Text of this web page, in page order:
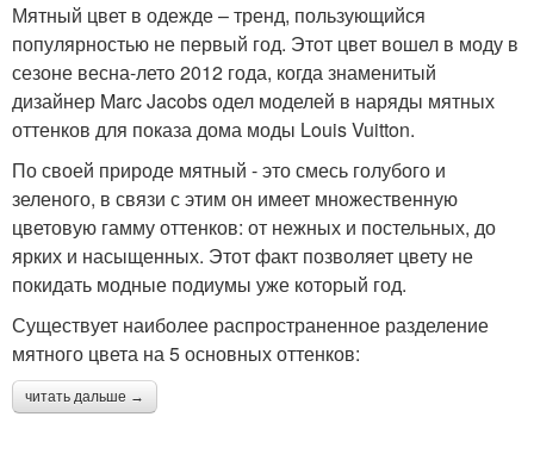
Мятный цвет в одежде – тренд, пользующийся
популярностью не первый год. Этот цвет вошел в моду в
сезоне весна-лето 2012 года, когда знаменитый
дизайнер Marc Jacobs одел моделей в наряды мятных
оттенков для показа дома моды Louis Vuitton.
По своей природе мятный - это смесь голубого и
зеленого, в связи с этим он имеет множественную
цветовую гамму оттенков: от нежных и постельных, до
ярких и насыщенных. Этот факт позволяет цвету не
покидать модные подиумы уже который год.
Существует наиболее распространенное разделение
мятного цвета на 5 основных оттенков:
читать дальше →